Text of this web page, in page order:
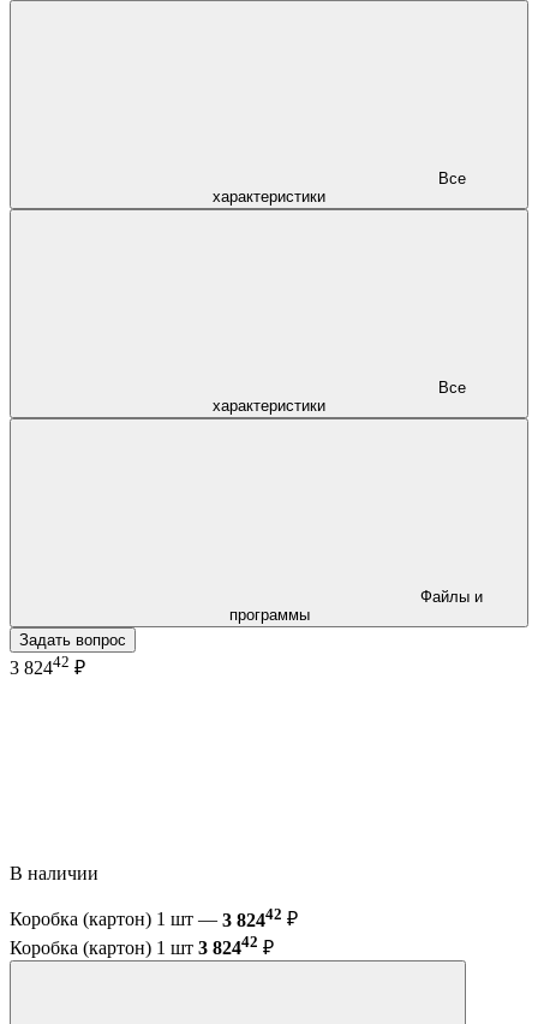
характеристики
характеристики
программы
Задать вопрос
3 82442 ₽
В наличии
Коробка (картон) 1 шт — 3 82442 ₽
Коробка (картон) 1 шт 3 82442 ₽